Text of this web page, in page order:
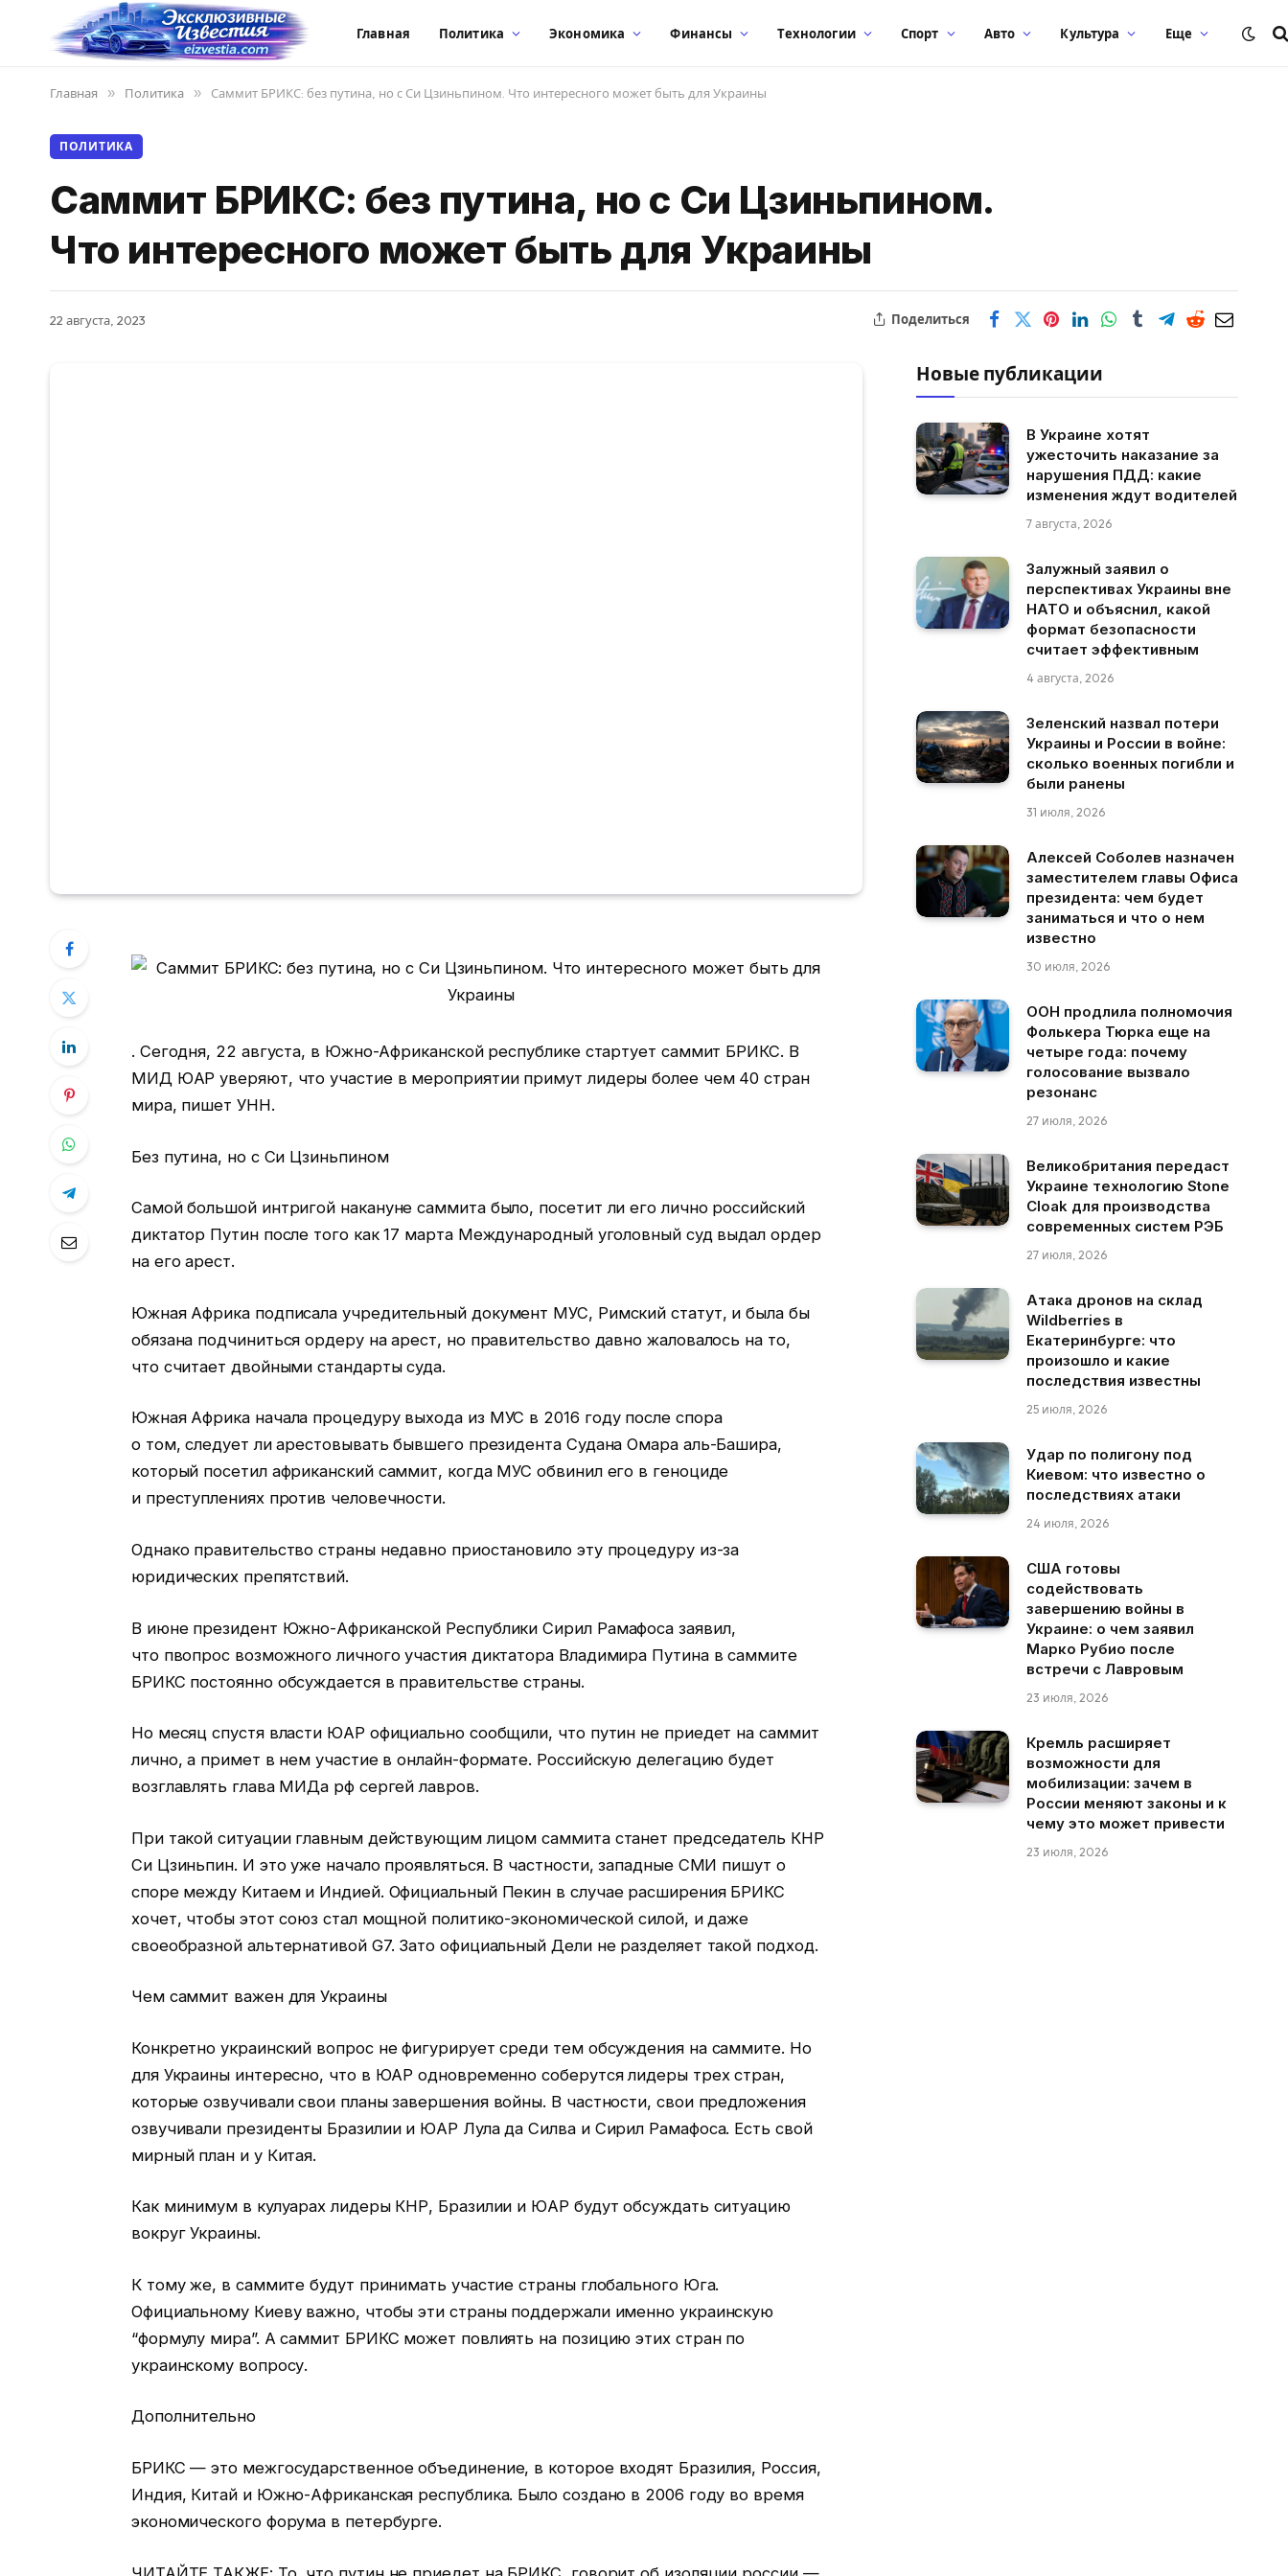
Главная Политика Экономика Финансы Технологии Спорт Авто Культура Еще
Главная » Политика » Саммит БРИКС: без путина, но с Си Цзиньпином. Что интересного может быть для Украины
ПОЛИТИКА
Саммит БРИКС: без путина, но с Си Цзиньпином.
Что интересного может быть для Украины
22 августа, 2023 Поделиться
. Сегодня, 22 августа, в Южно-Африканской республике стартует саммит БРИКС. В
МИД ЮАР уверяют, что участие в мероприятии примут лидеры более чем 40 стран
мира, пишет УНН.
Без путина, но с Си Цзиньпином
Самой большой интригой накануне саммита было, посетит ли его лично российский
диктатор Путин после того как 17 марта Международный уголовный суд выдал ордер
на его арест.
Южная Африка подписала учредительный документ МУС, Римский статут, и была бы
обязана подчиниться ордеру на арест, но правительство давно жаловалось на то,
что считает двойными стандарты суда.
Южная Африка начала процедуру выхода из МУС в 2016 году после спора
о том, следует ли арестовывать бывшего президента Судана Омара аль-Башира,
который посетил африканский саммит, когда МУС обвинил его в геноциде
и преступлениях против человечности.
Однако правительство страны недавно приостановило эту процедуру из-за
юридических препятствий.
В июне президент Южно-Африканской Республики Сирил Рамафоса заявил,
что пвопрос возможного личного участия диктатора Владимира Путина в саммите
БРИКС постоянно обсуждается в правительстве страны.
Но месяц спустя власти ЮАР официально сообщили, что путин не приедет на саммит
лично, а примет в нем участие в онлайн-формате. Российскую делегацию будет
возглавлять глава МИДа рф сергей лавров.
При такой ситуации главным действующим лицом саммита станет председатель КНР
Си Цзиньпин. И это уже начало проявляться. В частности, западные СМИ пишут о
споре между Китаем и Индией. Официальный Пекин в случае расширения БРИКС
хочет, чтобы этот союз стал мощной политико-экономической силой, и даже
своеобразной альтернативой G7. Зато официальный Дели не разделяет такой подход.
Чем саммит важен для Украины
Конкретно украинский вопрос не фигурирует среди тем обсуждения на саммите. Но
для Украины интересно, что в ЮАР одновременно соберутся лидеры трех стран,
которые озвучивали свои планы завершения войны. В частности, свои предложения
озвучивали президенты Бразилии и ЮАР Лула да Силва и Сирил Рамафоса. Есть свой
мирный план и у Китая.
Как минимум в кулуарах лидеры КНР, Бразилии и ЮАР будут обсуждать ситуацию
вокруг Украины.
К тому же, в саммите будут принимать участие страны глобального Юга.
Официальному Киеву важно, чтобы эти страны поддержали именно украинскую
“формулу мира”. А саммит БРИКС может повлиять на позицию этих стран по
украинскому вопросу.
Дополнительно
БРИКС — это межгосударственное объединение, в которое входят Бразилия, Россия,
Индия, Китай и Южно-Африканская республика. Было создано в 2006 году во время
экономического форума в петербурге.
Новые публикации
В Украине хотят
ужесточить наказание за
нарушения ПДД: какие
изменения ждут водителей
7 августа, 2026
Залужный заявил о
перспективах Украины вне
НАТО и объяснил, какой
формат безопасности
считает эффективным
4 августа, 2026
Зеленский назвал потери
Украины и России в войне:
сколько военных погибли и
были ранены
31 июля, 2026
Алексей Соболев назначен
заместителем главы Офиса
президента: чем будет
заниматься и что о нем
известно
30 июля, 2026
ООН продлила полномочия
Фолькера Тюрка еще на
четыре года: почему
голосование вызвало
резонанс
27 июля, 2026
Великобритания передаст
Украине технологию Stone
Cloak для производства
современных систем РЭБ
27 июля, 2026
Атака дронов на склад
Wildberries в
Екатеринбурге: что
произошло и какие
последствия известны
25 июля, 2026
Удар по полигону под
Киевом: что известно о
последствиях атаки
24 июля, 2026
США готовы
содействовать
завершению войны в
Украине: о чем заявил
Марко Рубио после
встречи с Лавровым
23 июля, 2026
Кремль расширяет
возможности для
мобилизации: зачем в
России меняют законы и к
чему это может привести
23 июля, 2026